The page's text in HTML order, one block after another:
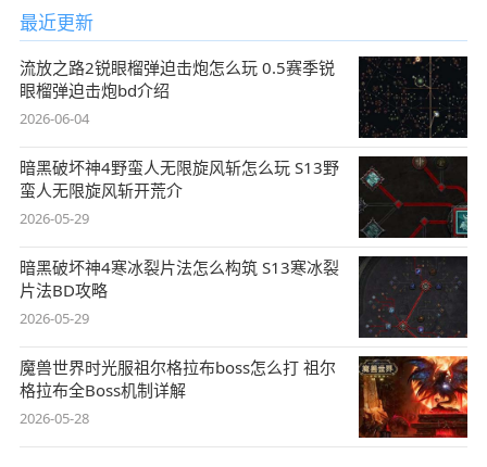
最近更新
流放之路2锐眼榴弹迫击炮怎么玩 0.5赛季锐
眼榴弹迫击炮bd介绍
2026-06-04
暗黑破坏神4野蛮人无限旋风斩怎么玩 S13野
蛮人无限旋风斩开荒介
2026-05-29
暗黑破坏神4寒冰裂片法怎么构筑 S13寒冰裂
片法BD攻略
2026-05-29
魔兽世界时光服祖尔格拉布boss怎么打 祖尔
格拉布全Boss机制详解
2026-05-28